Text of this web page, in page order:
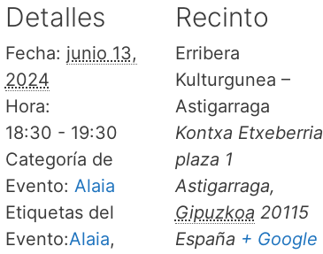
Detalles
Fecha: junio 13,
2024
Hora:
18:30 - 19:30
Categoría de
Evento: Alaia
Etiquetas del
Evento:Alaia,
Recinto
Erribera
Kulturgunea –
Astigarraga
Kontxa Etxeberria
plaza 1
Astigarraga,
Gipuzkoa 20115
España + Google